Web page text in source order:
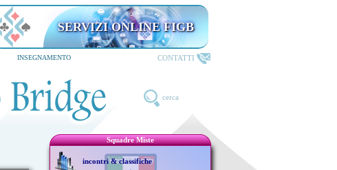
SERVIZI ONLINE FIGB
INSEGNAMENTO CONTATTI
cerca
Squadre Miste
incontri & classifiche